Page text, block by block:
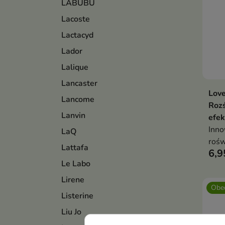
LABUBU
Lacoste
Lactacyd
Lador
Lalique
Lancaster
Lancome
Lanvin
LaQ
Lattafa
Le Labo
Lirene
Listerine
Liu Jo